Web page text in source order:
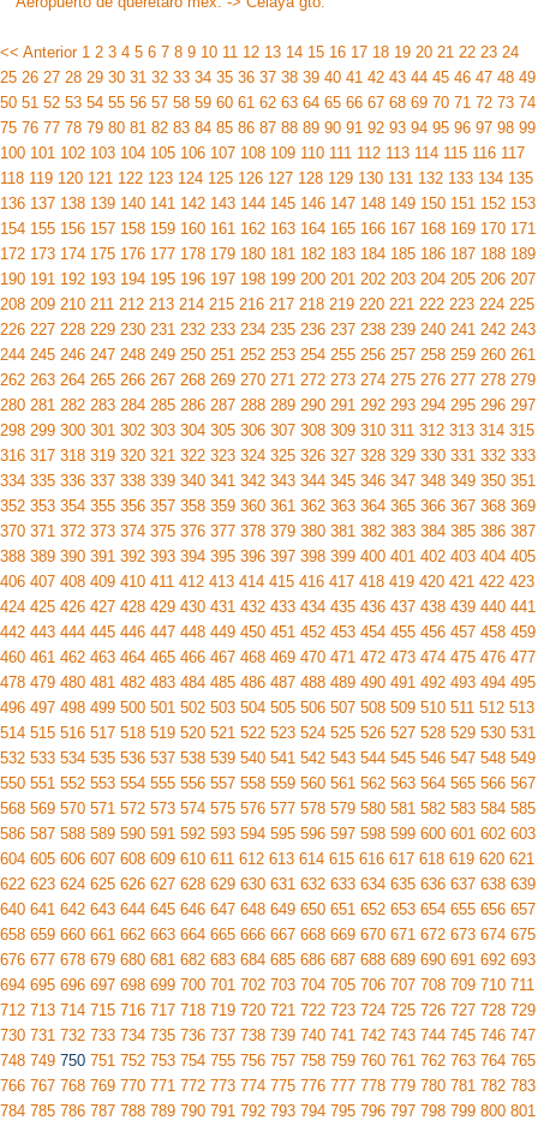
<< Anterior 1 2 3 4 5 6 7 8 9 10 11 12 13 14 15 16 17 18 19 20 21 22 23 24
25 26 27 28 29 30 31 32 33 34 35 36 37 38 39 40 41 42 43 44 45 46 47 48 49
50 51 52 53 54 55 56 57 58 59 60 61 62 63 64 65 66 67 68 69 70 71 72 73 74
75 76 77 78 79 80 81 82 83 84 85 86 87 88 89 90 91 92 93 94 95 96 97 98 99
100 101 102 103 104 105 106 107 108 109 110 111 112 113 114 115 116 117
118 119 120 121 122 123 124 125 126 127 128 129 130 131 132 133 134 135
136 137 138 139 140 141 142 143 144 145 146 147 148 149 150 151 152 153
154 155 156 157 158 159 160 161 162 163 164 165 166 167 168 169 170 171
172 173 174 175 176 177 178 179 180 181 182 183 184 185 186 187 188 189
190 191 192 193 194 195 196 197 198 199 200 201 202 203 204 205 206 207
208 209 210 211 212 213 214 215 216 217 218 219 220 221 222 223 224 225
226 227 228 229 230 231 232 233 234 235 236 237 238 239 240 241 242 243
244 245 246 247 248 249 250 251 252 253 254 255 256 257 258 259 260 261
262 263 264 265 266 267 268 269 270 271 272 273 274 275 276 277 278 279
280 281 282 283 284 285 286 287 288 289 290 291 292 293 294 295 296 297
298 299 300 301 302 303 304 305 306 307 308 309 310 311 312 313 314 315
316 317 318 319 320 321 322 323 324 325 326 327 328 329 330 331 332 333
334 335 336 337 338 339 340 341 342 343 344 345 346 347 348 349 350 351
352 353 354 355 356 357 358 359 360 361 362 363 364 365 366 367 368 369
370 371 372 373 374 375 376 377 378 379 380 381 382 383 384 385 386 387
388 389 390 391 392 393 394 395 396 397 398 399 400 401 402 403 404 405
406 407 408 409 410 411 412 413 414 415 416 417 418 419 420 421 422 423
424 425 426 427 428 429 430 431 432 433 434 435 436 437 438 439 440 441
442 443 444 445 446 447 448 449 450 451 452 453 454 455 456 457 458 459
460 461 462 463 464 465 466 467 468 469 470 471 472 473 474 475 476 477
478 479 480 481 482 483 484 485 486 487 488 489 490 491 492 493 494 495
496 497 498 499 500 501 502 503 504 505 506 507 508 509 510 511 512 513
514 515 516 517 518 519 520 521 522 523 524 525 526 527 528 529 530 531
532 533 534 535 536 537 538 539 540 541 542 543 544 545 546 547 548 549
550 551 552 553 554 555 556 557 558 559 560 561 562 563 564 565 566 567
568 569 570 571 572 573 574 575 576 577 578 579 580 581 582 583 584 585
586 587 588 589 590 591 592 593 594 595 596 597 598 599 600 601 602 603
604 605 606 607 608 609 610 611 612 613 614 615 616 617 618 619 620 621
622 623 624 625 626 627 628 629 630 631 632 633 634 635 636 637 638 639
640 641 642 643 644 645 646 647 648 649 650 651 652 653 654 655 656 657
658 659 660 661 662 663 664 665 666 667 668 669 670 671 672 673 674 675
676 677 678 679 680 681 682 683 684 685 686 687 688 689 690 691 692 693
694 695 696 697 698 699 700 701 702 703 704 705 706 707 708 709 710 711
712 713 714 715 716 717 718 719 720 721 722 723 724 725 726 727 728 729
730 731 732 733 734 735 736 737 738 739 740 741 742 743 744 745 746 747
748 749 750 751 752 753 754 755 756 757 758 759 760 761 762 763 764 765
766 767 768 769 770 771 772 773 774 775 776 777 778 779 780 781 782 783
784 785 786 787 788 789 790 791 792 793 794 795 796 797 798 799 800 801